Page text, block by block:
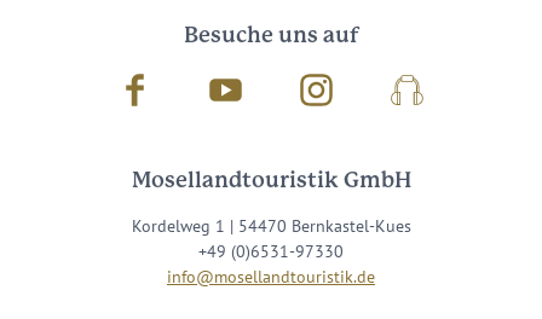
Besuche uns auf
Facebook Youtube InstagramPodcast
Mosellandtouristik GmbH
Kordelweg 1 | 54470 Bernkastel-Kues
+49 (0)6531-97330
info@mosellandtouristik.de